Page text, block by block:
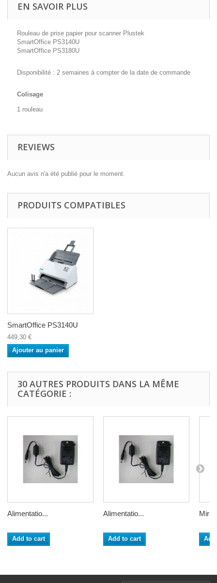
EN SAVOIR PLUS
Rouleau de prise papier pour scanner Plustek
SmartOffice PS3140U
SmartOffice PS3180U
Disponibilité : 2 semaines à compter de la date de commande
Colisage
1 rouleau
REVIEWS
Aucun avis n'a été publié pour le moment.
PRODUITS COMPATIBLES
SmartOffice PS3140U
449,30 €
Ajouter au panier
30 AUTRES PRODUITS DANS LA MÊME
CATÉGORIE :
Alimentatio...
Add to cart
Alimentatio...
Add to cart
Mire